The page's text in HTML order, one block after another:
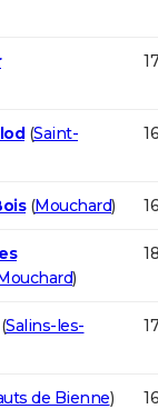
(Saint-
(Mouchard)
)
Salins-les-
de Bienne)